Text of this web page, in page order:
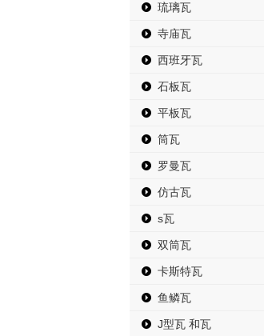
琉璃瓦
寺庙瓦
西班牙瓦
石板瓦
平板瓦
筒瓦
罗曼瓦
仿古瓦
s瓦
双筒瓦
卡斯特瓦
鱼鳞瓦
J型瓦 和瓦